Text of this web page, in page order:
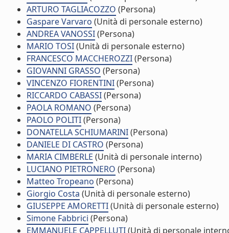
ARTURO TAGLIACOZZO (Persona)
Gaspare Varvaro (Unità di personale esterno)
ANDREA VANOSSI(Persona)
MARIO TOSI(Unità di personale esterno)
FRANCESCO MACCHEROZZI(Persona)
GIOVANNI GRASSO (Persona)
VINCENZO FIORENTINI(Persona)
RICCARDO CABASSI(Persona)
PAOLA ROMANO (Persona)
PAOLO POLITI(Persona)
DONATELLA SCHIUMARINI(Persona)
DANIELE DI CASTRO (Persona)
MARIA CIMBERLE (Unità di personale interno)
LUCIANO PIETRONERO (Persona)
Matteo Tropeano (Persona)
Giorgio Costa (Unità di personale esterno)
GIUSEPPE AMORETTI(Unità di personale esterno)
Simone Fabbrici (Persona)
EMMANUELE CAPPELLUTI(Unità di personale